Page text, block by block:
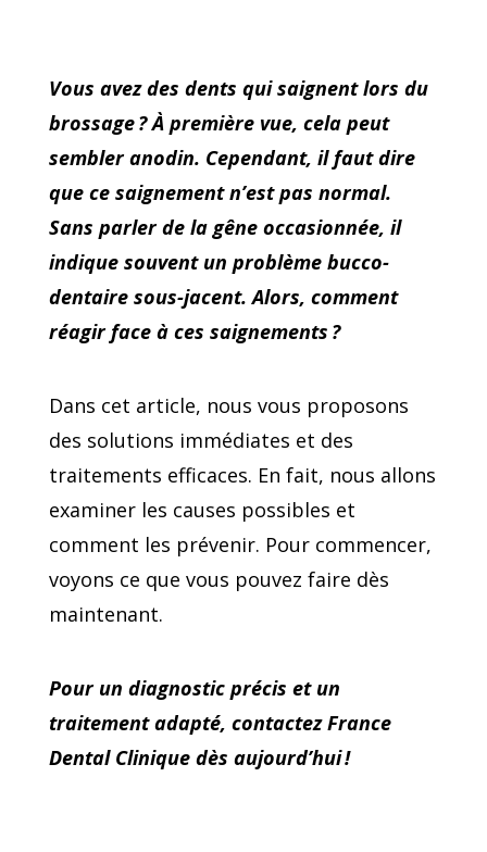
Vous avez des dents qui saignent lors du
brossage ? À première vue, cela peut
sembler anodin. Cependant, il faut dire
que ce saignement n’est pas normal.
Sans parler de la gêne occasionnée, il
indique souvent un problème bucco-
dentaire sous-jacent. Alors, comment
réagir face à ces saignements ?
Dans cet article, nous vous proposons
des solutions immédiates et des
traitements efficaces. En fait, nous allons
examiner les causes possibles et
comment les prévenir. Pour commencer,
voyons ce que vous pouvez faire dès
maintenant.
Pour un diagnostic précis et un
traitement adapté, contactez France
Dental Clinique dès aujourd’hui !